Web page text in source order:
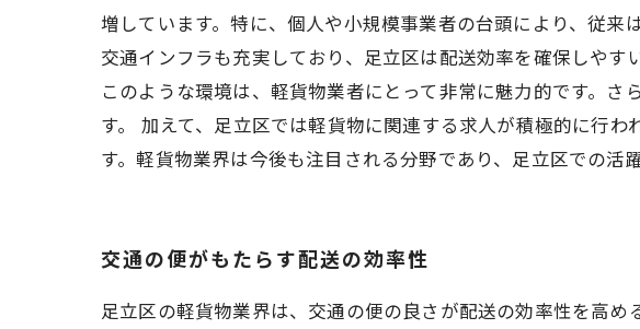
増しています。特に、個人や小規模事業者の台頭により、従来
交通インフラも充実しており、足立区は配送効率を確保しやす
このような環境は、軽貨物業者にとって非常に魅力的です。
す。 加えて、足立区では軽貨物に関連する求人が積極的に行
す。軽貨物業界は今後も注目される分野であり、足立区での活
交通の便がもたらす配送の効率性
足立区の軽貨物業界は、交通の便の良さが配送の効率性を高